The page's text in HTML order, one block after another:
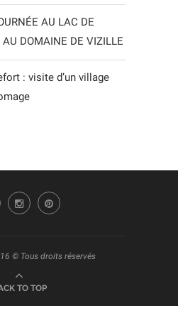
AU LAC DE
DOMAINE DE VIZILLE
: visite d’un village
© Tous droits réservés
TO TOP